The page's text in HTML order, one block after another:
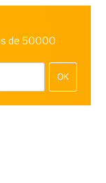
de 50000
OK